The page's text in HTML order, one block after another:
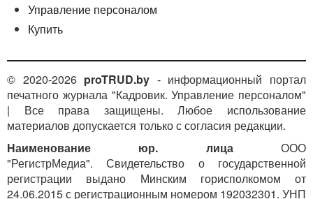
Управление персоналом
Купить
© 2020-2026 proTRUD.by - информационный портал
печатного журнала "Кадровик. Управление персоналом"
| Все права защищены. Любое использование
материалов допускается только с согласия редакции.
Наименование юр. лицаООО
"РегистрМедиа". Свидетельство о государственной
регистрации выдано Минским горисполкомом от
24.06.2015 с регистрационным номером 192032301. УНП